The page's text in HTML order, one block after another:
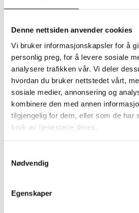
Denne nettsiden anvender cookies
Vi bruker informasjonskapsler for å
personlig preg, for å levere sosiale
analysere trafikken vår. Vi deler
hvordan du bruker nettstedet vårt,
sosiale medier, annonsering og
kombinere den med annen
tilgjengelig for dem, eller som de har
bruk av tjenestene deres.
Nødvendig
Egenskaper
Relaterte produkter
Barn
Ullvott – Lavendel
209kr inkl. mødre Velg alternativ Dette
Ikke på lager
Innervante – Ockra
Barn